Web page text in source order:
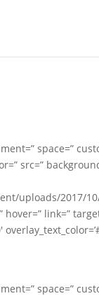
space=”
src=”
uploads/2017/
hover=” link=”
space=”